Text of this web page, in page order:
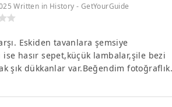
Written in History - GetYourGuide
Eskiden tavanlara şemsiye
ise hasır sepet,küçük lambalar,şile bezi
şık dükkanlar var.Beğendim fotoğraflık.